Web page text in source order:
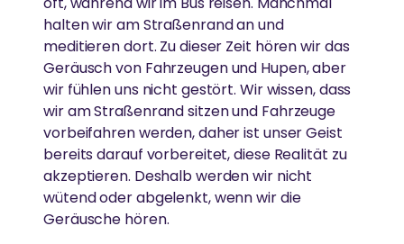
Ammas Traum: Jeder Mensch soll ohne Angst
schlafen und satt werden können
halten wir am Straßenrand an und
meditieren dort. Zu dieser Zeit hören wir das
Geräusch von Fahrzeugen und Hupen, aber
wir fühlen uns nicht gestört. Wir wissen, dass
wir am Straßenrand sitzen und Fahrzeuge
vorbeifahren werden, daher ist unser Geist
bereits darauf vorbereitet, diese Realität zu
akzeptieren. Deshalb werden wir nicht
wütend oder abgelenkt, wenn wir die
Geräusche hören.